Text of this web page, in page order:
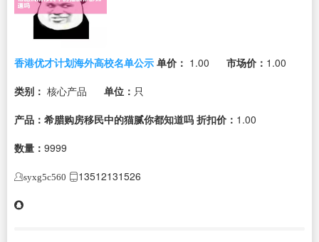
香港优才计划海外高校名单公示 单价： 1.00 市场价： 1.00
类别： 核心产品 单位： 只
产品：希腊购房移民中的猫腻你都知道吗 折扣价： 1.00
数量： 9999
syxg5c560 13512131526